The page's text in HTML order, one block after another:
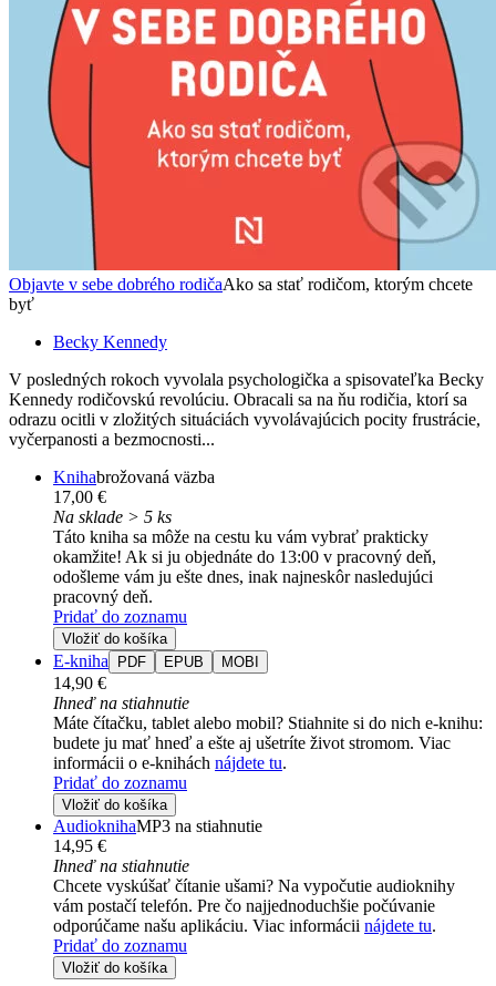
Objavte v sebe dobrého rodičaAko sa stať rodičom, ktorým chcete
byť
Becky Kennedy
V posledných rokoch vyvolala psychologička a spisovateľka Becky
Kennedy rodičovskú revolúciu. Obracali sa na ňu rodičia, ktorí sa
odrazu ocitli v zložitých situáciách vyvolávajúcich pocity frustrácie,
vyčerpanosti a bezmocnosti...
Knihabrožovaná väzba
17,00 €
Na sklade > 5 ks
Táto kniha sa môže na cestu ku vám vybrať prakticky
okamžite! Ak si ju objednáte do 13:00 v pracovný deň,
odošleme vám ju ešte dnes, inak najneskôr nasledujúci
pracovný deň.
Pridať do zoznamu
Vložiť do košíka
E-kniha PDF EPUB MOBI
14,90 €
Ihneď na stiahnutie
Máte čítačku, tablet alebo mobil? Stiahnite si do nich e-knihu:
budete ju mať hneď a ešte aj ušetríte život stromom. Viac
informácii o e-knihách nájdete tu.
Pridať do zoznamu
Vložiť do košíka
AudioknihaMP3 na stiahnutie
14,95 €
Ihneď na stiahnutie
Chcete vyskúšať čítanie ušami? Na vypočutie audioknihy
vám postačí telefón. Pre čo najjednoduchšie počúvanie
odporúčame našu aplikáciu. Viac informácii nájdete tu.
Pridať do zoznamu
Vložiť do košíka